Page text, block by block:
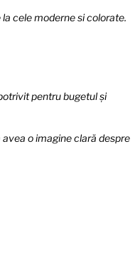
cele moderne si colorate.
pentru bugetul și
o imagine clară despre